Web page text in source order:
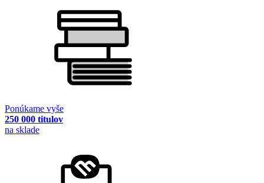
Ponúkame vyše
250 000 titulov
na sklade